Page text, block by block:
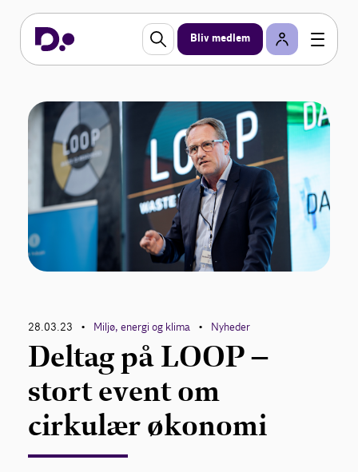
Bliv medlem
28.03.23 • Miljø, energi og klima • Nyheder
Deltag på LOOP –
stort event om
cirkulær økonomi